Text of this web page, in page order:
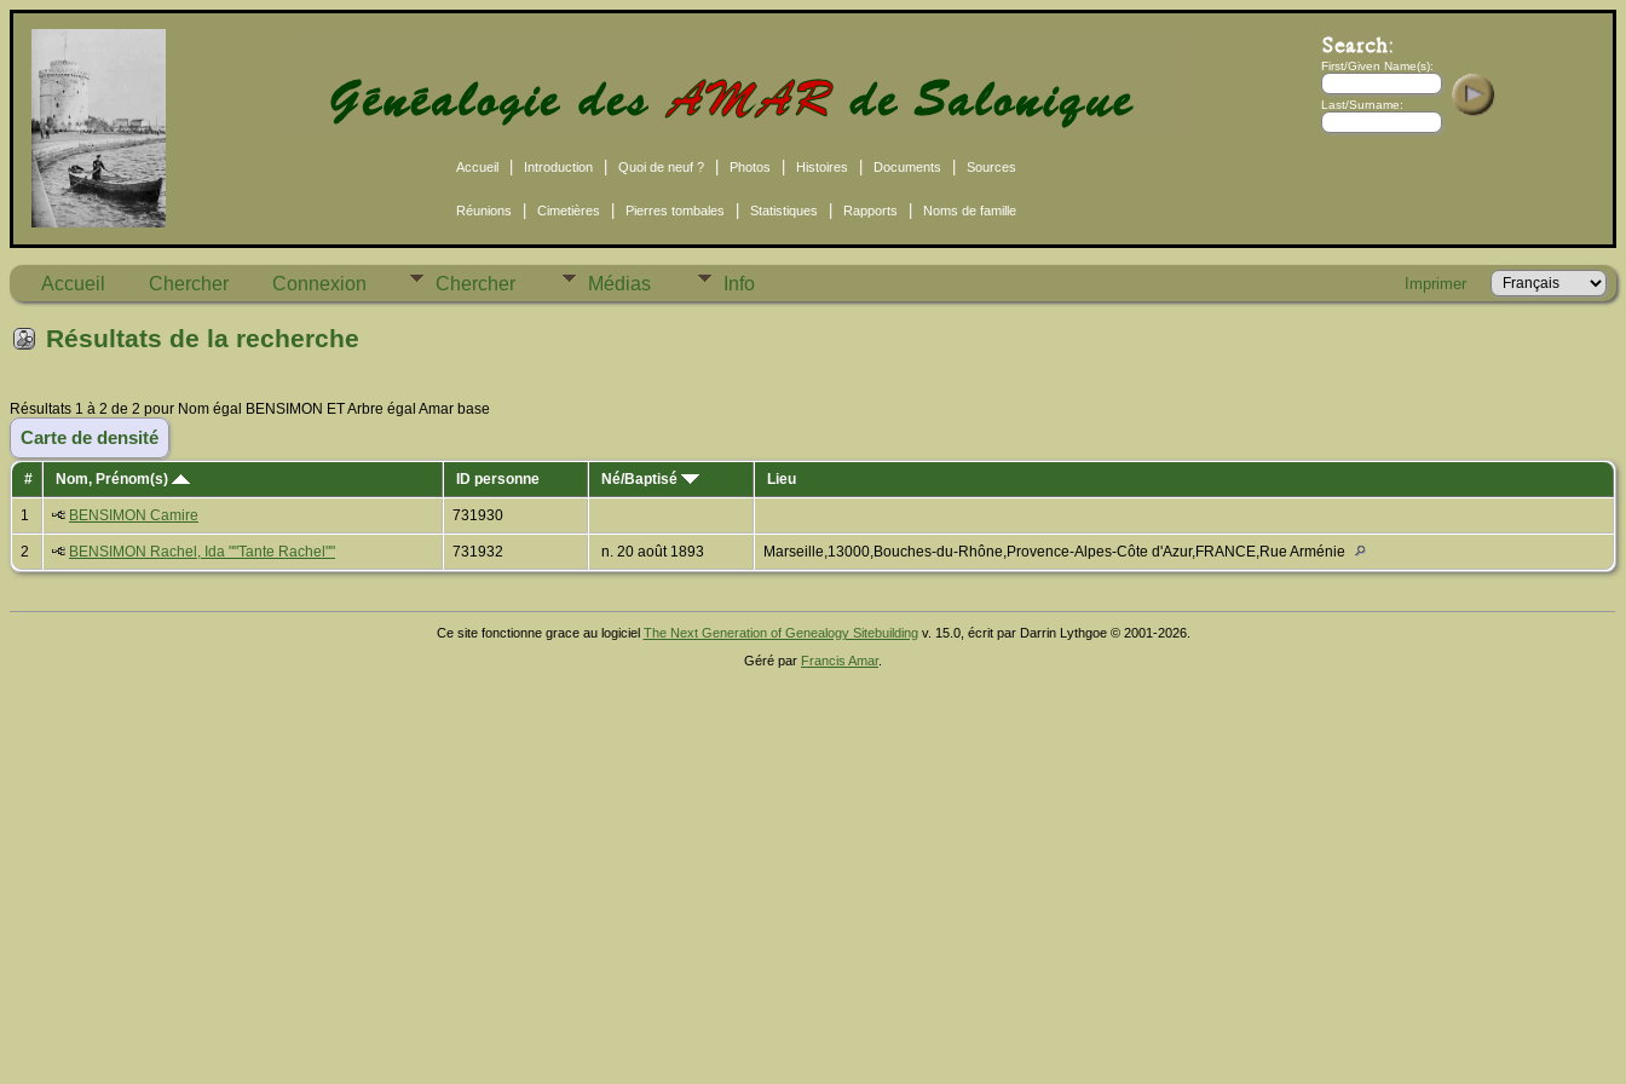
Accueil Introduction Quoi de neuf ? Photos Histoires Documents Sources
Réunions Cimetières Pierres tombales Statistiques Rapports Noms de famille
First/Given Name(s):
Last/Surname:
Accueil Chercher Connexion Chercher Médias Info Imprimer
Résultats de la recherche
Résultats 1 à 2 de 2 pour Nom égal BENSIMON ET Arbre égal Amar base
Carte de densité
# Nom, Prénom(s) ID personne Né/Baptisé Lieu
1 BENSIMON Camire 731930
2 BENSIMON Rachel, Ida ""Tante Rachel"" 731932 n. 20 août 1893 Marseille,13000,Bouches-du-Rhône,Provence-Alpes-Côte d'Azur,FRANCE,Rue Arménie
Ce site fonctionne grace au logiciel The Next Generation of Genealogy Sitebuildingv. 15.0, écrit par Darrin Lythgoe © 2001-2026.
Géré par Francis Amar.